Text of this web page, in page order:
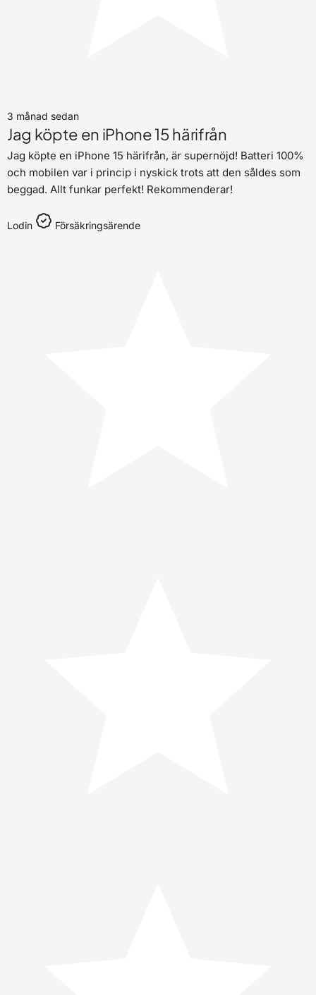
3 månad sedan
Jag köpte en iPhone 15 härifrån
Jag köpte en iPhone 15 härifrån, är supernöjd! Batteri 100%
och mobilen var i princip i nyskick trots att den såldes som
beggad. Allt funkar perfekt! Rekommenderar!
Lodin Försäkringsärende